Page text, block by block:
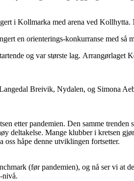
i Kollmarka med arena ved
en orienterings-konkurranse med så
og var største lag. Arrangørlaget
Breivik, Nydalen, og Simona
etter pandemien. Den samme
deltakelse. Mange klubber i kretsen
oss håpe denne utviklingen fortsetter.
(før pandemien), og nå ser vi at
nivå.